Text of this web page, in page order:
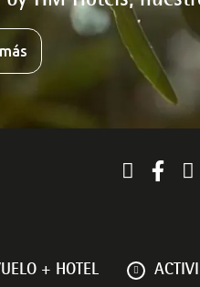
+ HOTEL